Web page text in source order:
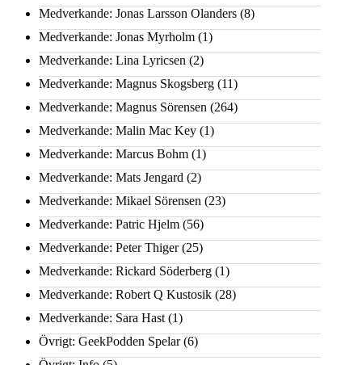
Medverkande: Jonas Larsson Olanders (8)
Medverkande: Jonas Myrholm (1)
Medverkande: Lina Lyricsen (2)
Medverkande: Magnus Skogsberg (11)
Medverkande: Magnus Sörensen (264)
Medverkande: Malin Mac Key (1)
Medverkande: Marcus Bohm (1)
Medverkande: Mats Jengard (2)
Medverkande: Mikael Sörensen (23)
Medverkande: Patric Hjelm (56)
Medverkande: Peter Thiger(25)
Medverkande: Rickard Söderberg (1)
Medverkande: Robert Q Kustosik (28)
Medverkande: Sara Hast (1)
Övrigt: GeekPodden Spelar(6)